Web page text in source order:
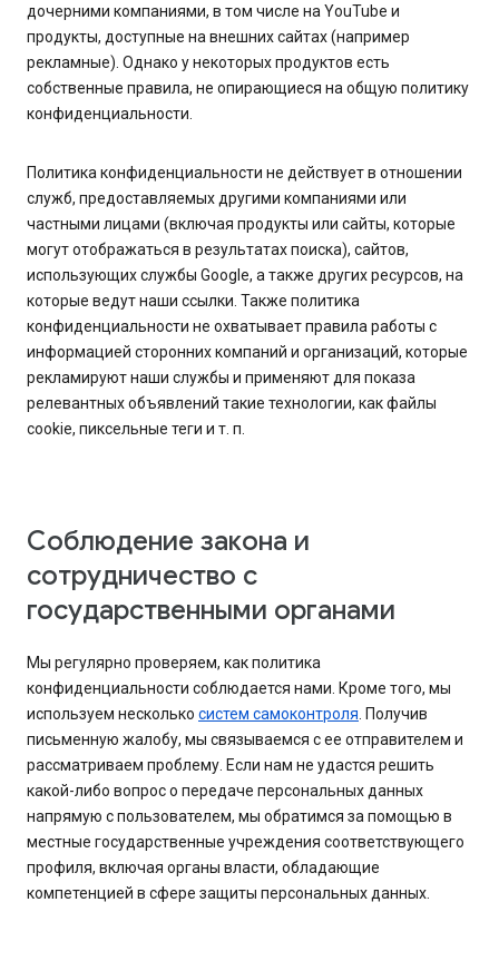
дочерними компаниями, в том числе на YouTube и
продукты, доступные на внешних сайтах (например
рекламные). Однако у некоторых продуктов есть
собственные правила, не опирающиеся на общую политику
конфиденциальности.
Политика конфиденциальности не действует в отношении
служб, предоставляемых другими компаниями или
частными лицами (включая продукты или сайты, которые
могут отображаться в результатах поиска), сайтов,
использующих службы Google, а также других ресурсов, на
которые ведут наши ссылки. Также политика
конфиденциальности не охватывает правила работы с
информацией сторонних компаний и организаций, которые
рекламируют наши службы и применяют для показа
релевантных объявлений такие технологии, как файлы
cookie, пиксельные теги и т. п.
Соблюдение закона и
сотрудничество с
государственными органами
Мы регулярно проверяем, как политика
конфиденциальности соблюдается нами. Кроме того, мы
используем несколько систем самоконтроля. Получив
письменную жалобу, мы связываемся с ее отправителем и
рассматриваем проблему. Если нам не удастся решить
какой-либо вопрос о передаче персональных данных
напрямую с пользователем, мы обратимся за помощью в
местные государственные учреждения соответствующего
профиля, включая органы власти, обладающие
компетенцией в сфере защиты персональных данных.